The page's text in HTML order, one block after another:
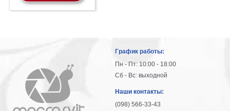
График работы:
Пн - Пт: 10:00 - 18:00
Сб - Вс: выходной
Наши контакты:
(098) 566-33-43